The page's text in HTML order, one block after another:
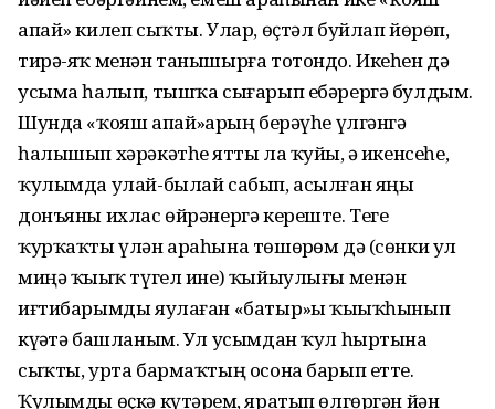
апай» килеп сыҡты. Улар, өҫтәл буйлап йөрөп,
тирә-яҡ менән танышырға тотондо. Икеһен дә
усыма һалып, тышҡа сығарып ебәрергә булдым.
Шунда «ҡояш апай»ҙарҙың берәүһе үлгәнгә
һалышып хәрәкәтһеҙ ятты ла ҡуйҙы, ә икенсеһе,
ҡулымда улай-былай сабып, асылған яңы
донъяны ихлас өйрәнергә кереште. Теге
ҡурҡаҡты үлән араһына төшөрҙөм дә (сөнки ул
миңә ҡыҙыҡ түгел ине) ҡыйыулығы менән
иғтибарымды яулаған «батыр»ҙы ҡыҙыҡһынып
күҙәтә башланым. Ул усымдан ҡул һыртына
сыҡты, урта бармаҡтың осона барып етте.
Ҡулымды өҫкә күтәрҙем, яратып өлгөргән йән